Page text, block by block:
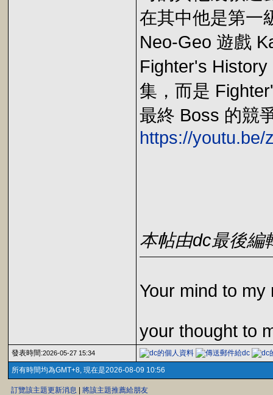
在其中他是第一
Neo-Geo 遊戲
Fighter's
集，而是
最終 Boss 的競
https://youtu.be/
本帖由dc最後編
Your mind to my
your thought to
發表時間:2026-05-27 15:34
所有時間均為GMT+8, 現在是2026-08-09 10:56
訂覽該主題更新消息 將該主題推薦給朋友